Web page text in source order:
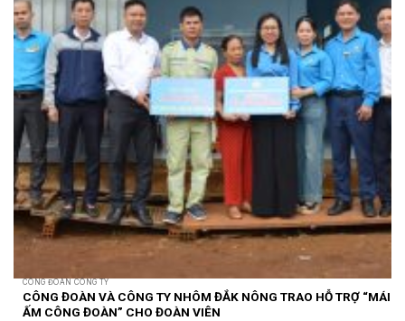
CÔNG ĐOÀN CÔNG TY
CÔNG ĐOÀN VÀ CÔNG TY NHÔM ĐẮK NÔNG TRAO HỖ TRỢ “MÁI
ẤM CÔNG ĐOÀN” CHO ĐOÀN VIÊN